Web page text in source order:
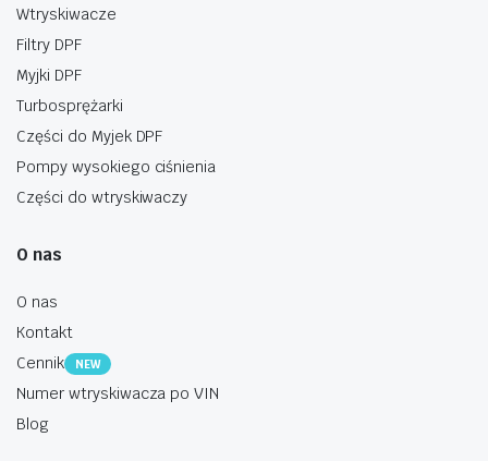
Wtryskiwacze
Filtry DPF
Myjki DPF
Turbosprężarki
Części do Myjek DPF
Pompy wysokiego ciśnienia
Części do wtryskiwaczy
O nas
O nas
Kontakt
Cennik
NEW
Numer wtryskiwacza po VIN
Blog